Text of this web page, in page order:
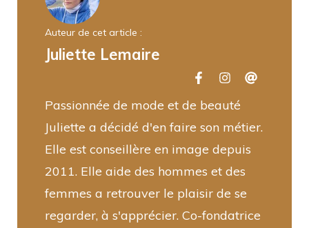
Auteur de cet article :
Juliette Lemaire
Passionnée de mode et de beauté
Juliette a décidé d'en faire son métier.
Elle est conseillère en image depuis
2011. Elle aide des hommes et des
femmes a retrouver le plaisir de se
regarder, à s'apprécier. Co-fondatrice